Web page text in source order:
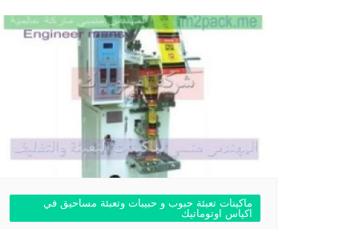
ماكينات تعبئة حبوب و حبيبات وتعبئة مساحيق في
اكياس اوتوماتيك